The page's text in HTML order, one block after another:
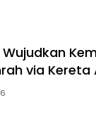
Wujudkan
via Kereta